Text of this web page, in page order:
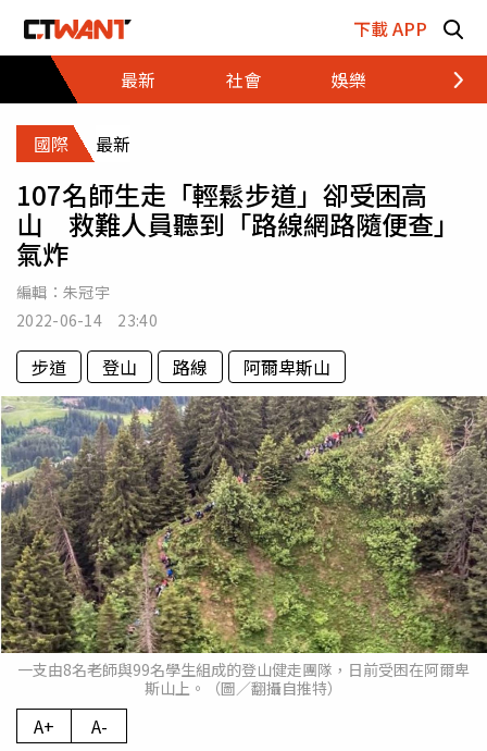
下載 APP
最新
社會 娛樂 財經
國際 最新
107名師生走「輕鬆步道」卻受困高
山 救難人員聽到「路線網路隨便查」
氣炸
編輯： 朱冠宇
2022-06-14 23:40
步道 登山 路線 阿爾卑斯山
一支由8名老師與99名學生組成的登山健走團隊，日前受困在阿爾卑
斯山上。（圖／翻攝自推特）
A+ A-